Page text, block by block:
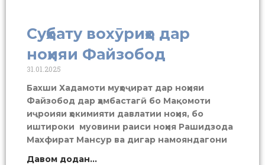
Суҳбату вохӯриҳо дар
ноҳияи Файзобод
31.01.2025
Бахши Хадамоти муҳоҷират дар ноҳияи
Файзобод дар ҳамбастагӣ бо Мақомоти
иҷроияи ҳокимияти давлатии ноҳия, бо
иштироки муовини раиси ноҳия Рашидзода
Махфират Мансур ва дигар намояндагони
Давом додан...